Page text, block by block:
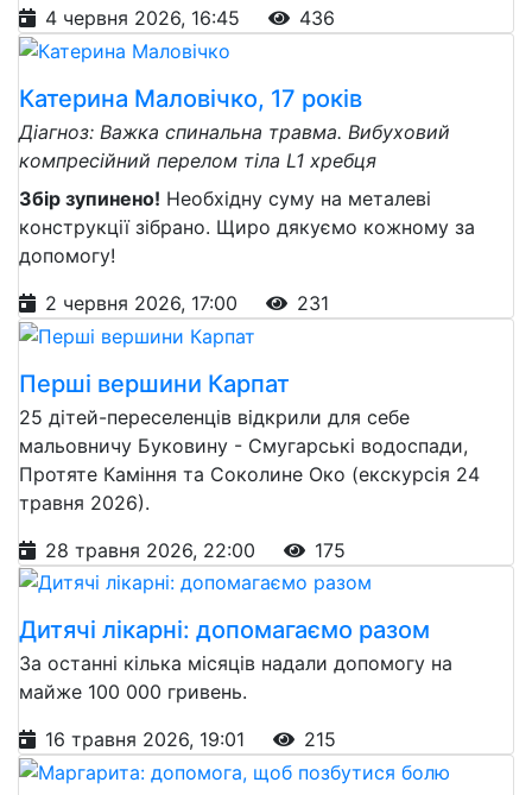
4 червня 2026, 16:45 436
Катерина Маловічко, 17 років
Діагноз: Важка спинальна травма. Вибуховий
компресійний перелом тіла L1 хребця
Збір зупинено! Необхідну суму на металеві
конструкції зібрано. Щиро дякуємо кожному за
допомогу!
2 червня 2026, 17:00
231
Перші вершини Карпат
25 дітей-переселенців відкрили для себе
мальовничу Буковину - Смугарські водоспади,
Протяте Каміння та Соколине Око (екскурсія 24
травня 2026).
28 травня 2026, 22:00
175
Дитячі лікарні: допомагаємо разом
За останні кілька місяців надали допомогу на
майже 100 000 гривень.
16 травня 2026, 19:01
215